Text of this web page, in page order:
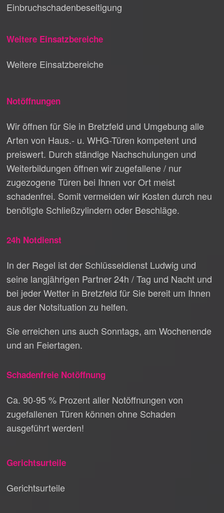
Einbruchschadenbeseitigung
Weitere Einsatzbereiche
Weitere Einsatzbereiche
Notöffnungen
Wir öffnen für Sie in Bretzfeld und Umgebung alle
Arten von Haus.- u. WHG-Türen kompetent und
preiswert. Durch ständige Nachschulungen und
Weiterbildungen öffnen wir zugefallene / nur
zugezogene Türen bei Ihnen vor Ort meist
schadenfrei. Somit vermeiden wir Kosten durch neu
benötigte Schließzylindern oder Beschläge.
24h Notdienst
In der Regel ist der Schlüsseldienst Ludwig und
seine langjährigen Partner 24h / Tag und Nacht und
bei jeder Wetter in Bretzfeld für Sie bereit um Ihnen
aus der Notsituation zu helfen.
Sie erreichen uns auch Sonntags, am Wochenende
und an Feiertagen.
Schadenfreie Notöffnung
Ca. 90-95 % Prozent aller Notöffnungen von
zugefallenen Türen können ohne Schaden
ausgeführt werden!
Gerichtsurteile
Gerichtsurteile